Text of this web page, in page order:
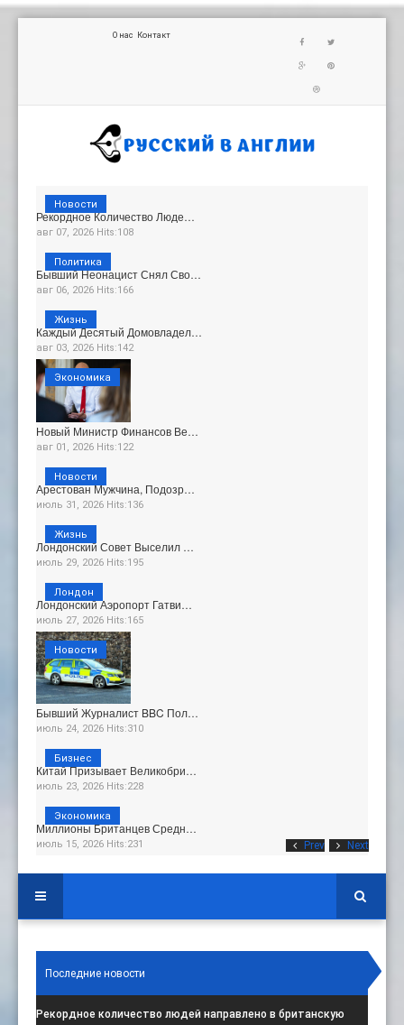
О нас Контакт
Prev Next
Рекордное Количество Люде…
авг 07, 2026 Hits:108
Новости
Бывший Неонацист Снял Сво…
авг 06, 2026 Hits:166
Политика
Каждый Десятый Домовладел…
авг 03, 2026 Hits:142
Жизнь
Новый Министр Финансов Ве…
авг 01, 2026 Hits:122
Экономика
Арестован Мужчина, Подозр…
июль 31, 2026 Hits:136
Новости
Лондонский Совет Выселил …
июль 29, 2026 Hits:195
Жизнь
Лондонский Аэропорт Гатви…
июль 27, 2026 Hits:165
Лондон
Бывший Журналист BBC Пол…
июль 24, 2026 Hits:310
Новости
Китай Призывает Великобри…
июль 23, 2026 Hits:228
Бизнес
Миллионы Британцев Средн…
июль 15, 2026 Hits:231
Экономика
Последние новости
Рекордное количество людей направлено в британскую